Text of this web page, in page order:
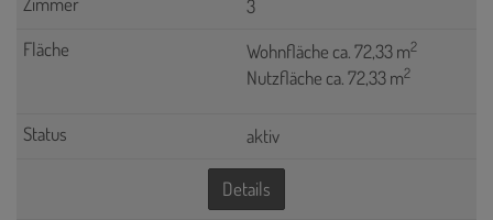
3
Wohnfläche ca. 72,33 m2
Nutzfläche ca. 72,33 m2
aktiv
Details